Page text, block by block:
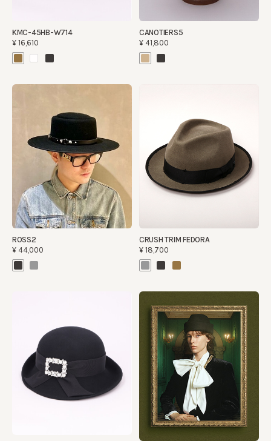
KMC-45HB-W714
¥16,610
CANOTIERS5
¥41,800
ROSS2
¥44,000
CRUSH TRIM FEDORA
¥18,700